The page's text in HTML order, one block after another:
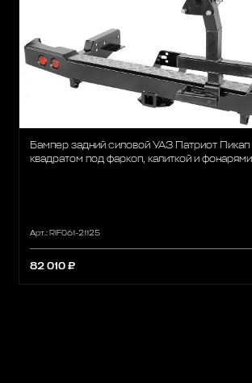
Бампер задний силовой УАЗ Патриот
квадратом под фаркоп, калиткой и
Арт.: RIF061-21125
82 010 ₽